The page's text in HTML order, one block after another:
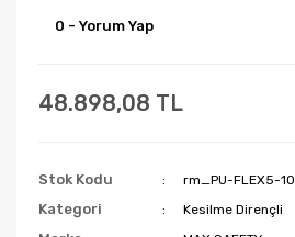
0 - Yorum Yap
48.898,08 TL
Stok Kodu rm_PU-FLEX5-10
Kategori Kesilme Dirençli